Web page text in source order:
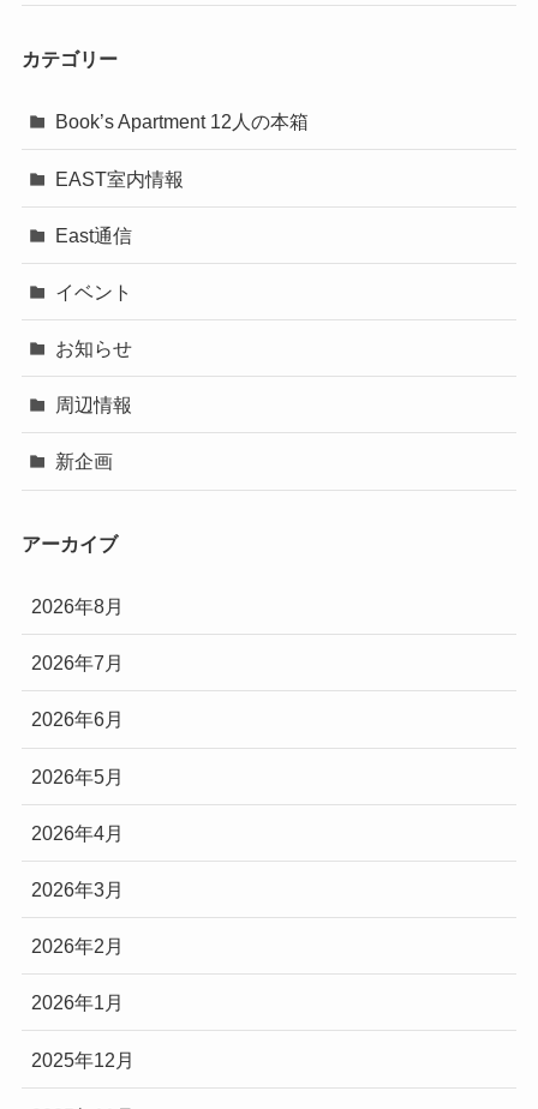
カテゴリー
Book’s Apartment 12人の本箱
EAST室内情報
East通信
イベント
お知らせ
周辺情報
新企画
アーカイブ
2026年8月
2026年7月
2026年6月
2026年5月
2026年4月
2026年3月
2026年2月
2026年1月
2025年12月